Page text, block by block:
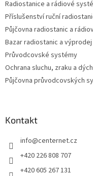
Radiostanice a rádiové
Příslušenství ruční
Půjčovna radiostanic a
Bazar radiostanic a
Průvodcovské systémy
Ochrana sluchu, zraku a
Půjčovna průvodcovských
Kontakt
info@centernet.cz
+420 226 808 707
+420 605 267 131